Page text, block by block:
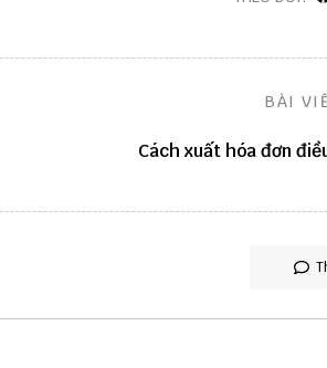
BÀI
Cách xuất hóa đơn